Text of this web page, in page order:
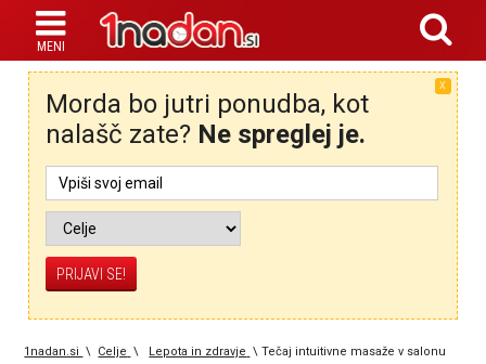
X
Morda bo jutri ponudba, kot
nalašč zate? Ne spreglej je.
1nadan.si \ Celje \ Lepota in zdravje \Tečaj intuitivne masaže v salonu